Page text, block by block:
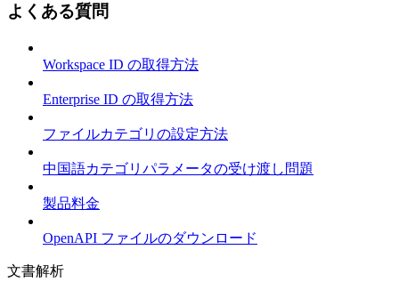
よくある質問
Workspace ID の取得方法
Enterprise ID の取得方法
ファイルカテゴリの設定方法
中国語カテゴリパラメータの受け渡し問題
製品料金
OpenAPI ファイルのダウンロード
文書解析